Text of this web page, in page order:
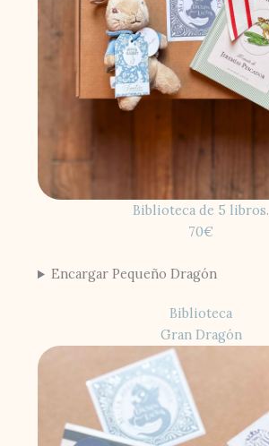
Biblioteca de 5 libros.
70€
Encargar Pequeño Dragón
Biblioteca
Gran Dragón